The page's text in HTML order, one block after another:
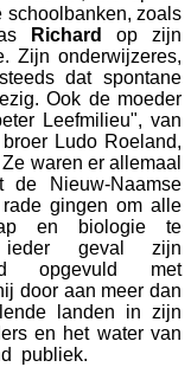
schoolbanken, zoals
Richard
op zijn
Zijn onderwijzeres,
dat spontane
Ook de moeder
Leefmilieu", van
Ludo Roeland,
waren er allemaal
Nieuw-Naamse
gingen om alle
en biologie te
geval zijn
opgevuld met
door aan meer dan
landen in zijn
en het water van
publiek.